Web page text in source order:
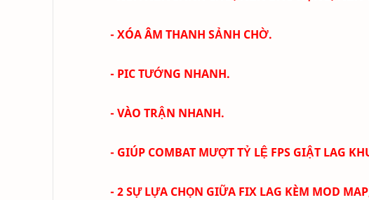
- XÓA ÂM THANH SẢNH CHỜ.
- PIC TƯỚNG NHANH.
- VÀO TRẬN NHANH.
- GIÚP COMBAT MƯỢT TỶ LỆ FPS GIẬT LAG
- 2 SỰ LỰA CHỌN GIỮA FIX LAG KÈM MOD